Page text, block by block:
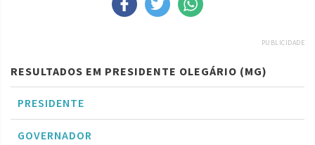
PUBLICIDADE
RESULTADOS EM PRESIDENTE OLEGÁRIO (MG)
PRESIDENTE
GOVERNADOR